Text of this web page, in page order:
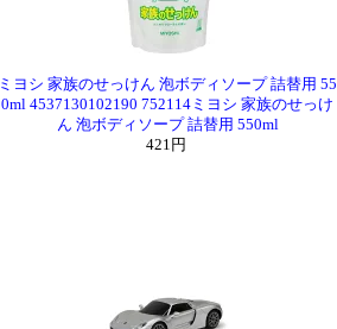
ミヨシ 家族のせっけん 泡ボディソープ 詰替用 55
0ml 4537130102190 752114ミヨシ 家族のせっけ
ん 泡ボディソープ 詰替用 550ml
421円